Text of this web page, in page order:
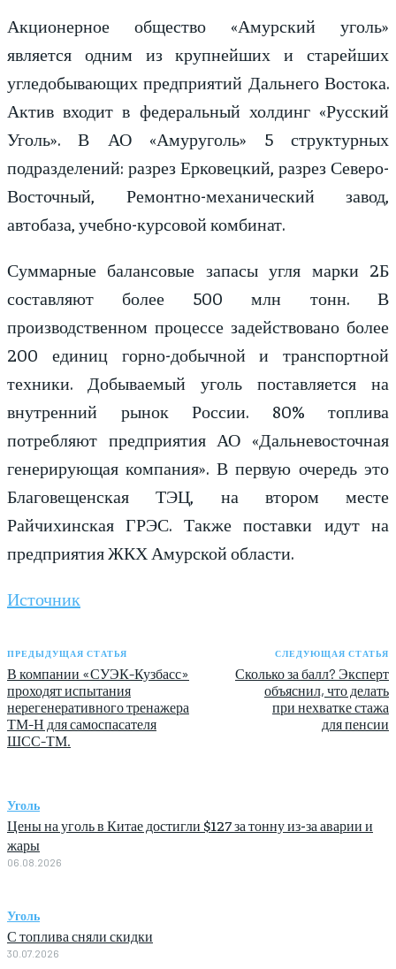
Акционерное общество «Амурский уголь»
является одним из крупнейших и старейших
угледобывающих предприятий Дальнего Востока.
Актив входит в федеральный холдинг «Русский
Уголь». В АО «Амуруголь» 5 структурных
подразделений: разрез Ерковецкий, разрез Северо-
Восточный, Ремонтно-механический завод,
автобаза, учебно-курсовой комбинат.
Суммарные балансовые запасы угля марки 2Б
составляют более 500 млн тонн. В
производственном процессе задействовано более
200 единиц горно-добычной и транспортной
техники. Добываемый уголь поставляется на
внутренний рынок России. 80% топлива
потребляют предприятия АО «Дальневосточная
генерирующая компания». В первую очередь это
Благовещенская ТЭЦ, на втором месте
Райчихинская ГРЭС. Также поставки идут на
предприятия ЖКХ Амурской области.
Источник
ПРЕДЫДУЩАЯ СТАТЬЯ
В компании «СУЭК-Кузбасс»
проходят испытания
нерегенеративного тренажера
ТМ-Н для самоспасателя
ШСС-ТМ.
СЛЕДУЮЩАЯ СТАТЬЯ
Сколько за балл? Эксперт
объяснил, что делать
при нехватке стажа
для пенсии
Уголь
Цены на уголь в Китае достигли $127 за тонну из-за аварии и
жары
06.08.2026
Уголь
С топлива сняли скидки
30.07.2026